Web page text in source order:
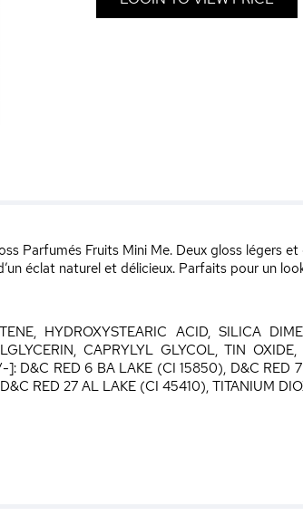
Parfumés Fruits Mini Me. Deux gloss légers
éclat naturel et délicieux. Parfaits pour un
HYDROXYSTEARIC ACID, SILICA
CAPRYLYL GLYCOL, TIN
D&C RED 6 BA LAKE (CI 15850), D&C RED
RED 27 AL LAKE (CI 45410), TITANIUM